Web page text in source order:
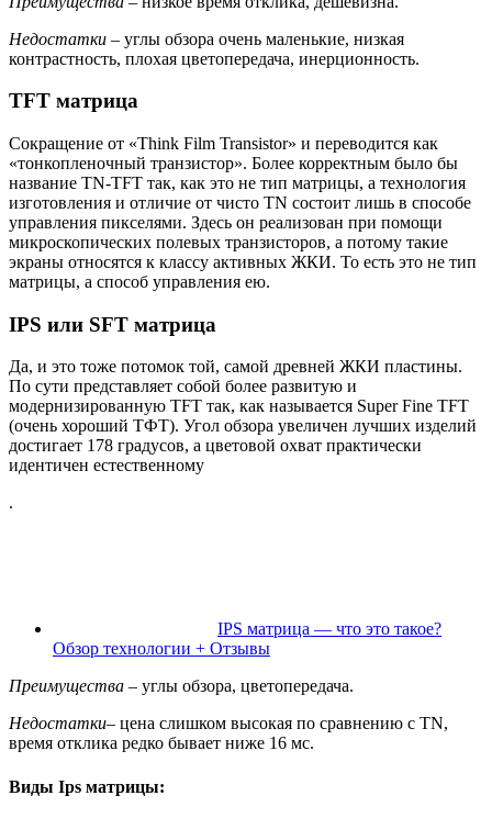
Недостатки – углы обзора очень маленькие, низкая
контрастность, плохая цветопередача, инерционность.
TFT матрица
Сокращение от «Think Film Transistor» и переводится как
«тонкопленочный транзистор». Более корректным было бы
название TN-TFT так, как это не тип матрицы, а технология
изготовления и отличие от чисто TN состоит лишь в способе
управления пикселями. Здесь он реализован при помощи
микроскопических полевых транзисторов, а потому такие
экраны относятся к классу активных ЖКИ. То есть это не тип
матрицы, а способ управления ею.
IPS или SFT матрица
Да, и это тоже потомок той, самой древней ЖКИ пластины.
По сути представляет собой более развитую и
модернизированную TFT так, как называется Super Fine TFT
(очень хороший ТФТ). Угол обзора увеличен лучших изделий
достигает 178 градусов, а цветовой охват практически
идентичен естественному
.
IPS матрица — что это такое?
Обзор технологии + Отзывы
Преимущества – углы обзора, цветопередача.
Недостатки– цена слишком высокая по сравнению с TN,
время отклика редко бывает ниже 16 мс.
Виды Ips матрицы: